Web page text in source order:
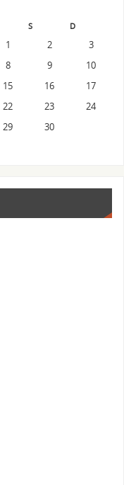
S D
1 2
3
8 9
10
15 16
17
22 23
24
29
30